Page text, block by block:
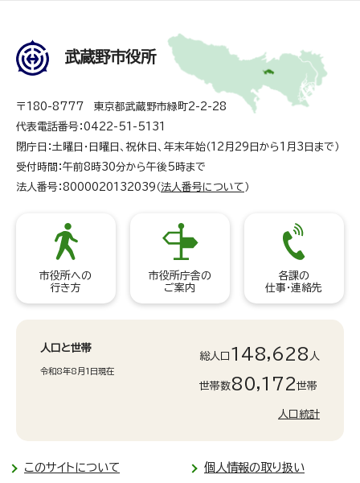
武蔵野市役所
〒180-8777 東京都武蔵野市緑町2-2-28
代表電話番号：0422-51-5131
閉庁日：土曜日・日曜日、祝休日、年末年始（12月29日から1月3日まで）
受付時間：午前8時30分から午後5時まで
法人番号：8000020132039（ 法人番号について ）
市役所への
行き方
市役所庁舎の
ご案内
各課の
仕事・連絡先
人口と世帯
令和8年8月1日現在
総人口 148,628 人
世帯数80,172世帯
人口統計
このサイトについて 個人情報の取り扱い